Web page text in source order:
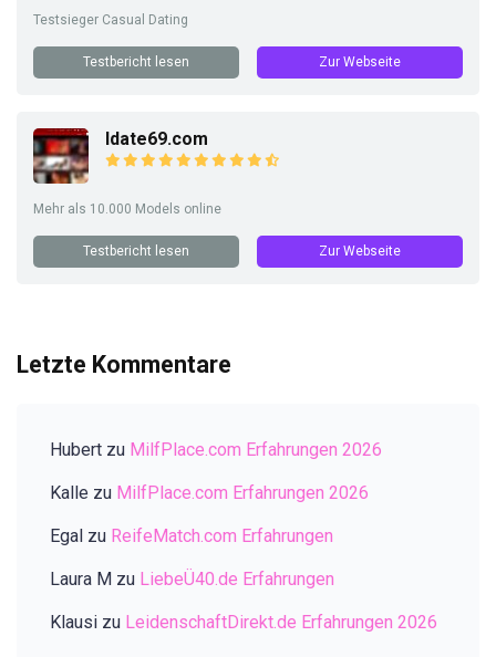
Testsieger Casual Dating
Testbericht lesen Zur Webseite
Idate69.com
Mehr als 10.000 Models online
Testbericht lesen Zur Webseite
Letzte Kommentare
Hubert zu MilfPlace.com Erfahrungen 2026
Kalle zu MilfPlace.com Erfahrungen 2026
Egal zu ReifeMatch.com Erfahrungen
Laura M zu LiebeÜ40.de Erfahrungen
Klausi zu LeidenschaftDirekt.de Erfahrungen 2026